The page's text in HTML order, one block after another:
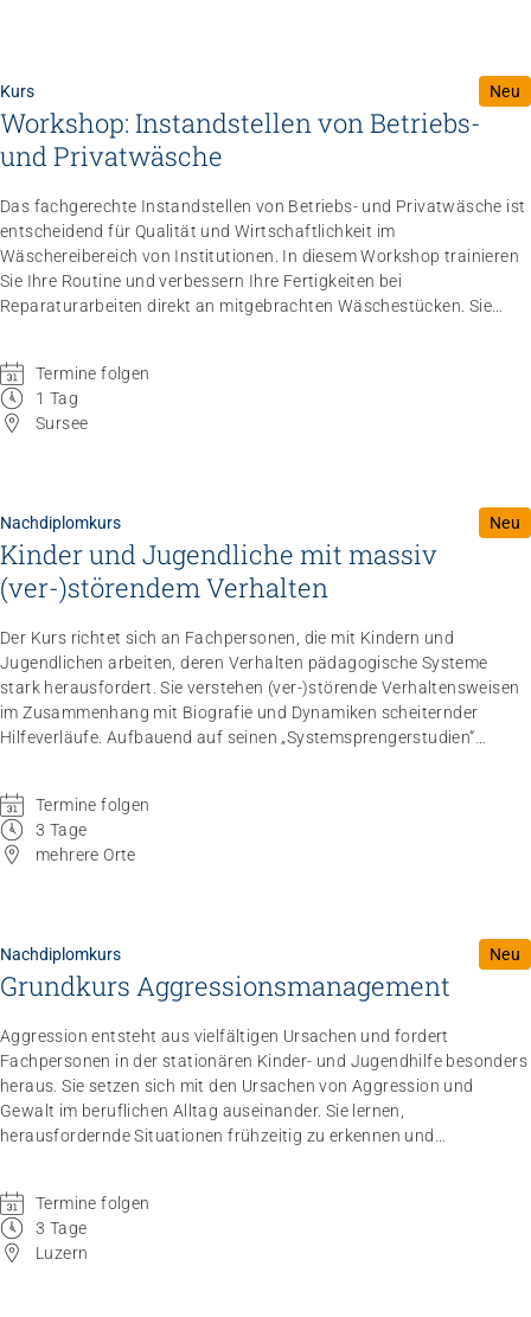
Kurs Neu
Workshop: Instandstellen von Betriebs-
und Privatwäsche
Das fachgerechte Instandstellen von Betriebs- und Privatwäsche ist
entscheidend für Qualität und Wirtschaftlichkeit im
Wäschereibereich von Institutionen. In diesem Workshop trainieren
Sie Ihre Routine und verbessern Ihre Fertigkeiten bei
Reparaturarbeiten direkt an mitgebrachten Wäschestücken. Sie
versäubern) effizient und professionell umsetzen.
Termine folgen
1 Tag
Sursee
Nachdiplomkurs Neu
Kinder und Jugendliche mit massiv
(ver-)störendem Verhalten
Der Kurs richtet sich an Fachpersonen, die mit Kindern und
Jugendlichen arbeiten, deren Verhalten pädagogische Systeme
stark herausfordert. Sie verstehen (ver-)störende Verhaltensweisen
im Zusammenhang mit Biografie und Dynamiken scheiternder
Hilfeverläufe. Aufbauend auf seinen „Systemsprengerstudien“
Modulen des NDK Intensivpädagogik.
als Pflichtmodul des NDK Intensivpädagogik als auch als Einzelkurs
gebucht werden.
Termine folgen
3 Tage
mehrere Orte
Nachdiplomkurs Neu
Grundkurs Aggressionsmanagement
Aggression entsteht aus vielfältigen Ursachen und fordert
Fachpersonen in der stationären Kinder- und Jugendhilfe besonders
heraus. Sie setzen sich mit den Ursachen von Aggression und
Gewalt im beruflichen Alltag auseinander. Sie lernen,
herausfordernde Situationen frühzeitig zu erkennen und
Situationen.Dieses Angebot kann sowohl als Pflichtmodul des NDK
Intensivpädagogik als auch als Einzelkurs gebucht werden.
Termine folgen
3 Tage
Luzern